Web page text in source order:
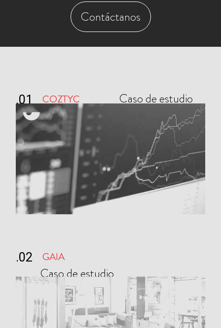
Contáctanos
.01 COZTYC Caso de estudio
.02 GAIA
Caso de estudio